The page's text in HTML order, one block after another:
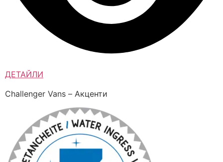
ДЕТАЙЛИ
Challenger Vans – Акценти